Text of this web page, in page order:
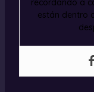
están dentro